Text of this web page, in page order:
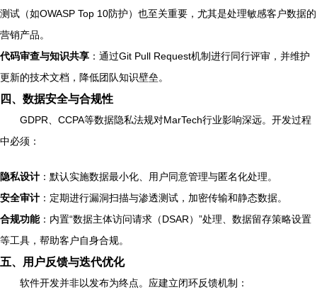
测试（如OWASP Top 10防护）也至关重要，尤其是处理敏感客户数据的
营销产品。
代码审查与知识共享 ：通过Git Pull Request机制进行同行评审，并维护
更新的技术文档，降低团队知识壁垒。
四、数据安全与合规性
GDPR、CCPA等数据隐私法规对MarTech行业影响深远。开发过程
中必须：
隐私设计 ：默认实施数据最小化、用户同意管理与匿名化处理。
安全审计 ：定期进行漏洞扫描与渗透测试，加密传输和静态数据。
合规功能：内置“数据主体访问请求（DSAR）”处理、数据留存策略设置
等工具，帮助客户自身合规。
五、用户反馈与迭代优化
软件开发并非以发布为终点。应建立闭环反馈机制：